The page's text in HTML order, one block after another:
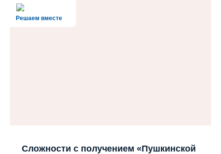
Решаем вместе
Сложности с получением «Пушкинской